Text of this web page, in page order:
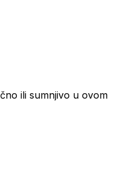
ili sumnjivo u ovom